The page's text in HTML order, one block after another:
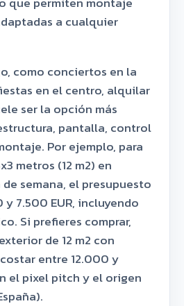
a cualquier
como conciertos en la
en el centro, alquilar
ser la opción más
pantalla, control
Por ejemplo, para
metros (12 m2) en
semana, el presupuesto
7.500 EUR, incluyendo
Si prefieres comprar,
de 12 m2 con
entre 12.000 y
el pixel pitch y el origen